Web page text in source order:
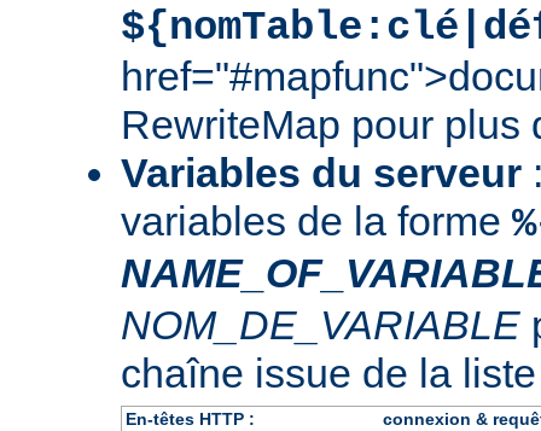
RewriteMap pour plus
Variables du serveur
variables de la forme
NOM_DE_VARIABLE
chaîne issue de la
En-têtes HTTP :
connexion &